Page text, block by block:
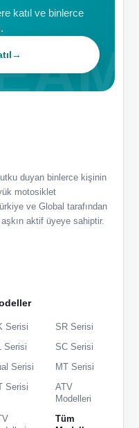
katıl ve binlerce
→
duyan binlerce kişinin
motosiklet
ve Global tarafından
aktif üyeye sahiptir.
Serisi
SR Serisi
Serisi
SC Serisi
Serisi
MT Serisi
Serisi
ATV
Modelleri
Tüm